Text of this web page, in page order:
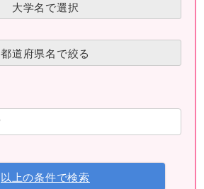
大学名で選択
都道府県名で絞る
以上の条件で検索